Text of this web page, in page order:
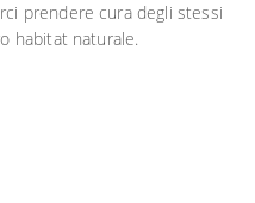
prendere cura degli stessi
habitat naturale.